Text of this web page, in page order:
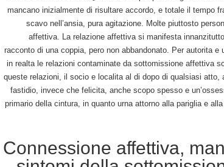
mancano inizialmente di risultare accordo, e totale il tempo
scavo nell’ansia, pura agitazione. Molte piuttosto
affettiva. La relazione affettiva si manifesta
racconto di una coppia, pero non abbandonato. Per autorita e
in realta le relazioni contaminate da sottomissione affettiva
queste relazioni, il socio e localita al di dopo di qualsiasi
fastidio, invece che felicita, anche scopo spesso e
primario della cintura, in quanto urna attorno alla pariglia e
Connessione affettiva,